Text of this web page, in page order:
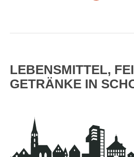
LEBENSMITTEL,
GETRÄNKE IN